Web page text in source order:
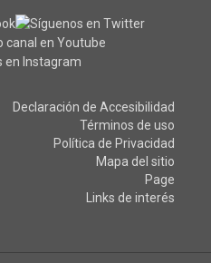
Declaración de Accesibilidad
Términos de uso
Política de Privacidad
Mapa del sitio
Page
Links de interés